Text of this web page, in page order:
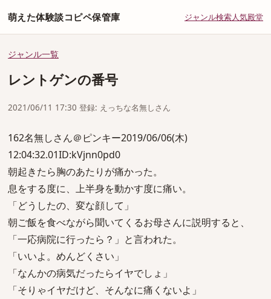
萌えた体験談コピペ保管庫 ジャンル検索人気殿堂
ジャンル一覧
レントゲンの番号
2021/06/11 17:30 登録: えっちな名無しさん
162名無しさん＠ピンキー2019/06/06(木)
12:04:32.01ID:kVjnn0pd0
朝起きたら胸のあたりが痛かった。
息をする度に、上半身を動かす度に痛い。
「どうしたの、変な顔して」
朝ご飯を食べながら聞いてくるお母さんに説明すると、
「一応病院に行ったら？」と言われた。
「いいよ。めんどくさい」
「なんかの病気だったらイヤでしょ」
「そりゃイヤだけど、そんなに痛くないよ」